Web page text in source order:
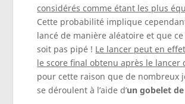
considérés comme étant les plus
Cette probabilité implique
lancé de manière aléatoire et que
soit pas pipé ! Le lancer peut en
le score final obtenu après le lancer
pour cette raison que de nombreux
se déroulent à l’aide d’un gobelet